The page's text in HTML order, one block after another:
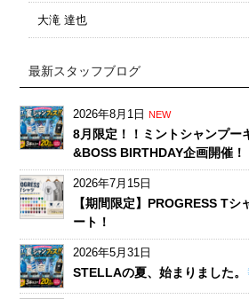
大滝 達也
最新スタッフブログ
2026年8月1日 NEW
8月限定！！ミントシャンプー
&BOSS BIRTHDAY企画開催！
2026年7月15日
【期間限定】PROGRESS Tシ
ート！
2026年5月31日
STELLAの夏、始まりました。